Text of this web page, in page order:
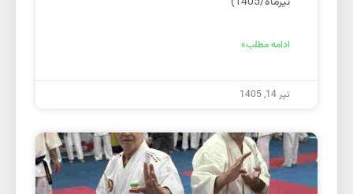
ادامه مطلب»
تیر 14, 1405